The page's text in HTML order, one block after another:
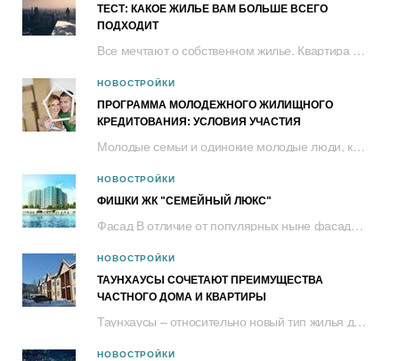
ТЕСТ: КАКОЕ ЖИЛЬЕ ВАМ БОЛЬШЕ ВСЕГО
ПОДХОДИТ
Все мечтают о собственном жилье. Квартира с красивым видом в центре или спальном...
НОВОСТРОЙКИ
ПРОГРАММА МОЛОДЕЖНОГО ЖИЛИЩНОГО
КРЕДИТОВАНИЯ: УСЛОВИЯ УЧАСТИЯ
Молодые семьи и одинокие молодые люди, которые нуждаются в улучшении жилищных условий,...
НОВОСТРОЙКИ
ФИШКИ ЖК "СЕМЕЙНЫЙ ЛЮКС"
Фасад В отличие от популярных ныне фасадов со штукатуркой, которая за несколько лет...
НОВОСТРОЙКИ
ТАУНХАУСЫ СОЧЕТАЮТ ПРЕИМУЩЕСТВА
ЧАСТНОГО ДОМА И КВАРТИРЫ
Таунхаусы – относительно новый тип жилья для черкащан. Это двухэтажный дом с...
НОВОСТРОЙКИ